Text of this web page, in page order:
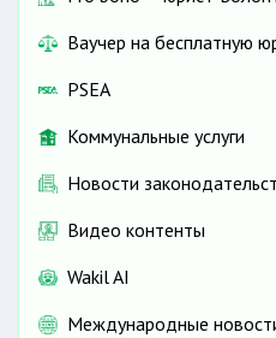
Ваучер на бесплатную
PSEA
Коммунальные услуги
Новости
Видео контенты
Wakil AI
Международные